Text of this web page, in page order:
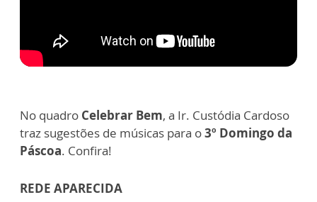
No quadro Celebrar Bem, a Ir. Custódia Cardoso
traz sugestões de músicas para o3º Domingo da
Páscoa. Confira!
REDE APARECIDA